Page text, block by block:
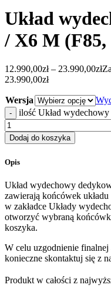
Układ
/ X6 M (F85,
12.990,00zł – 23.990,00zł
23.990,00zł
Wersja
ilość Układ
Dodaj do koszyka
Opis
Układ wydechowy
zawierają końcówek
w zakładce Układy
otworzyć wybraną
koszyka.
W celu uzgodnienie
konieczne skontaktuj się z
Produkt w całości z